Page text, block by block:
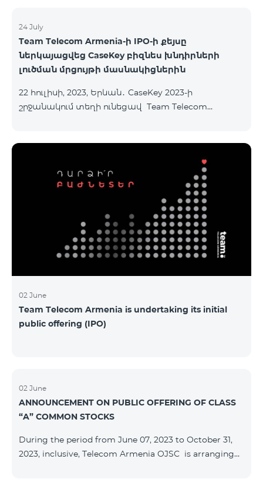
24 July
Team Telecom Armenia-ի IPO-ի քեյսը
ներկայացվեց CaseKey բիզնես խնդիրների
լուծման մրցույթի մասնակիցներին
22 հուլիսի, 2023, Երևան․ CaseKey 2023-ի
շրջանակում տեղի ունեցավ Team Telecom
երիտասարդներ ծանոթացան առաջնային
հրապարակային տեղաբաշխման բոլոր
մանրամասներին ու թիմերին տրամադրվեց
ընկերության զարգացման ռազմավարական
խնդիրը։ Լուծումներ առաջարկելու համար թիմերն
ունենալու են ընդամենը 72 ժամ։ Հաջողություն
մաղթելով մրցույթի մասնակիցներին Team
Telecom Armenia-ի գլխավոր տնօրեն Հայկ
Եսայանը նշեց, որ
02 June
Team Telecom Armenia is undertaking its initial
public offering (IPO)
02 June
ANNOUNCEMENT ON PUBLIC OFFERING OF CLASS
“A” COMMON STOCKS
During the period from June 07, 2023 to October 31,
2023, inclusive, Telecom Armenia OJSC is arranging